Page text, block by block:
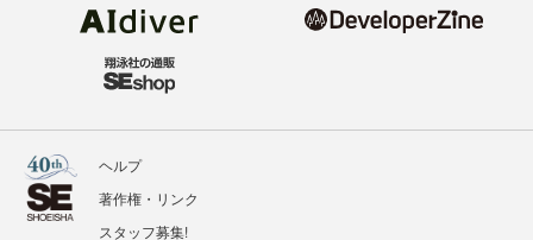
ヘルプ
著作権・リンク
スタッフ募集!